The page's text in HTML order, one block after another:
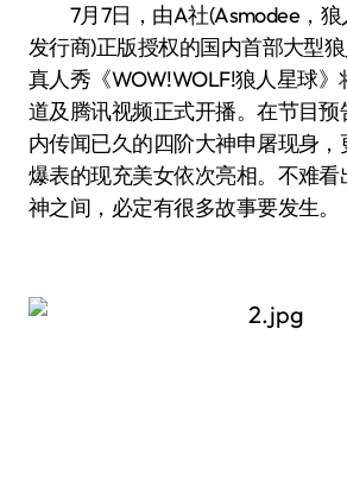
7月7日，由A社(Asmodee，狼
发行商)正版授权的国内首部大型
真人秀《WOW!WOLF!狼人星球
道及腾讯视频正式开播。在节目
内传闻已久的四阶大神申屠现身
爆表的现充美女依次亮相。不难
神之间，必定有很多故事要发生。